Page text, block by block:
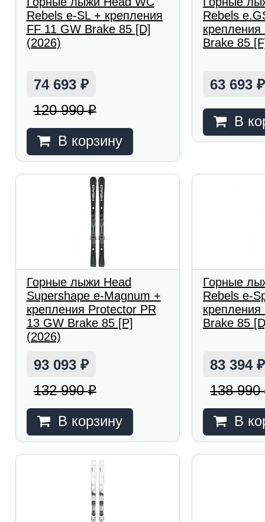
Rebels e-SL + крепления
FF 11 GW Brake 85 [D]
(2026)
74 693 ₽
120 990₽
В корзину
Rebels
Brake 85
63 693₽
В
Горные лыжи Head
Supershape e-Magnum +
крепления Protector PR
13 GW Brake 85 [P]
(2026)
93 093 ₽
132 990₽
В корзину
Горные
Rebels e-
Brake 85
83 394₽
138 990
В